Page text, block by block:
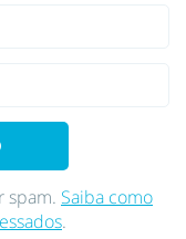
spam. Saiba como
.